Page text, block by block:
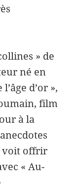
» de
né en
d’or »,
film
à la
voit offrir
« Au-